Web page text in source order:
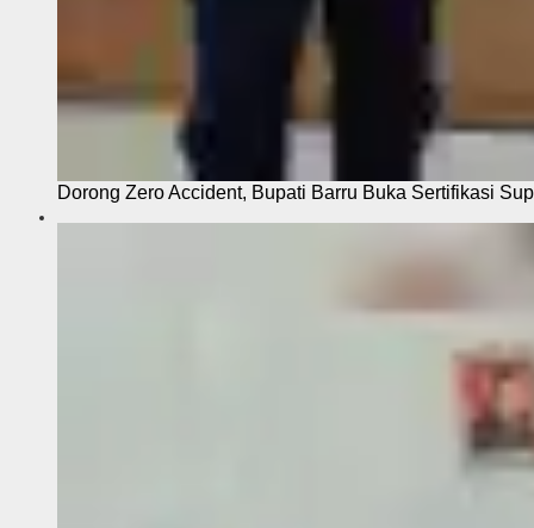
Dorong Zero Accident, Bupati Barru Buka Sertifikasi